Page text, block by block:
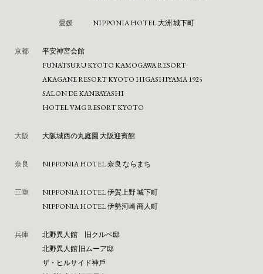
愛媛 NIPPONIA HOTEL 大洲 城下町
京都
平安神宮会館
FUNATSURU KYOTO KAMOGAWA RESORT
AKAGANE RESORT KYOTO HIGASHIYAMA 1925
SALON DE KANBAYASHI
HOTEL VMG RESORT KYOTO
大阪 ⼤阪城⻄の丸庭園 ⼤阪迎賓館
奈良 NIPPONIA HOTEL 奈良 ならまち
三重
NIPPONIA HOTEL 伊賀上野 城下町
NIPPONIA HOTEL 伊勢河崎 商人町
兵庫
北野異人館 旧クルペ邸
北野異人館 旧ムーア邸
ザ・ヒルサイド神⼾